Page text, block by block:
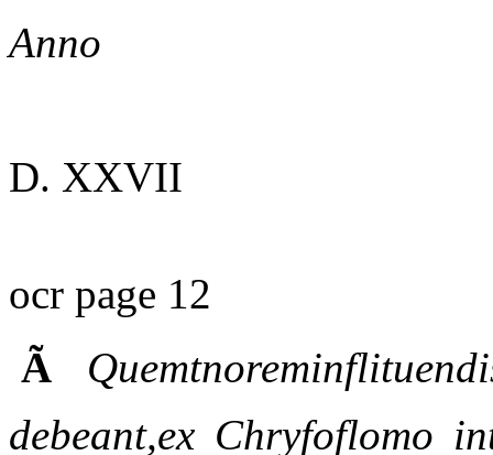
Anno
D. XXVII
ocr page 12
Ã
debeant,ex Chryfoflomo